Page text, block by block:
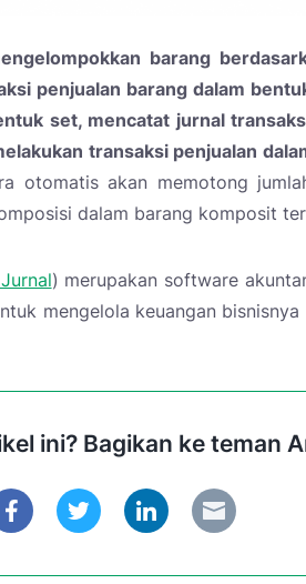
barang
penjualan barang dalam
set, mencatat jurnal
transaksi penjualan
otomatis akan memotong
dalam barang komposit
) merupakan software
mengelola keuangan
ini? Bagikan ke teman